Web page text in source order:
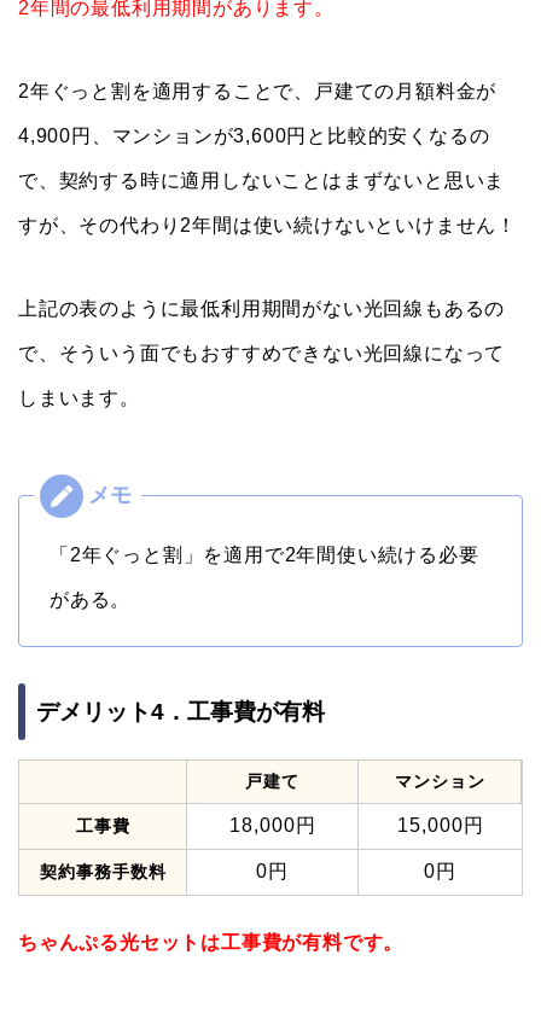
2年間の最低利用期間があります。
2年ぐっと割を適用することで、戸建ての月額料金が
4,900円、マンションが3,600円と比較的安くなるの
で、契約する時に適用しないことはまずないと思いま
すが、その代わり2年間は使い続けないといけません！
上記の表のように最低利用期間がない光回線もあるの
で、そういう面でもおすすめできない光回線になって
しまいます。
「2年ぐっと割」を適用で2年間使い続ける必要
がある。
デメリット4．工事費が有料
戸建て マンション
工事費 18,000円 15,000円
契約事務手数料 0円 0円
ちゃんぷる光セットは工事費が有料です。